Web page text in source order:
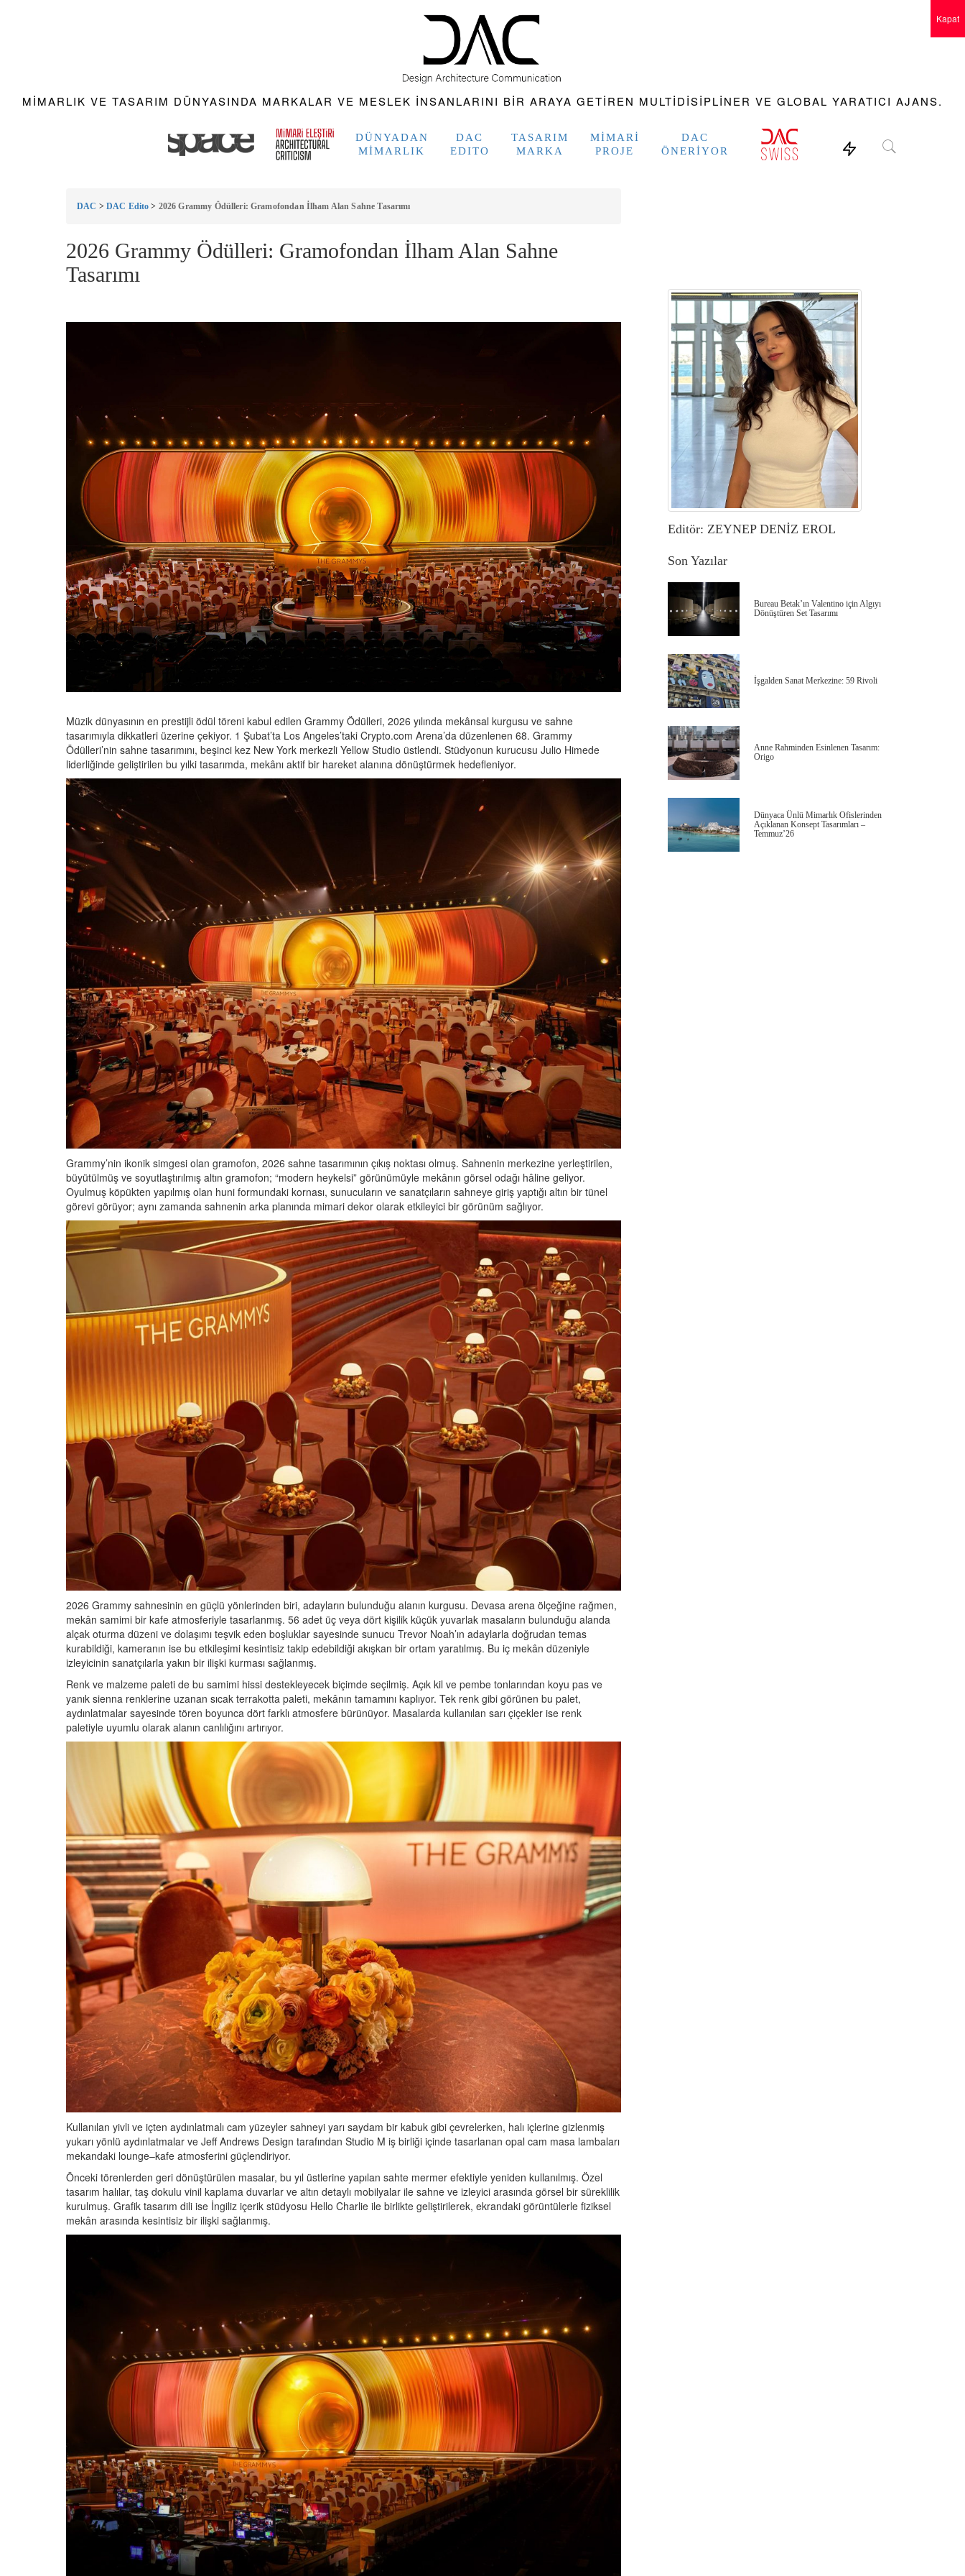
MIMARLIK VE TASARIM DÜNYASINDA MARKALAR VE MESLEK INSANLARINI BIR ARAYA GETIREN MULTIDISIPLINER VE GLOBAL YARATICI AJANS.
DÜNYADAN
MIMARLIK
DAC
EDITO
TASARIM
MARKA
MIMARI
PROJE
DAC
ÖNERIYOR
DAC > DAC Edito > 2026 Grammy Ödülleri: Gramofondan İlham Alan Sahne Tasarımı
2026 Grammy Ödülleri: Gramofondan İlham Alan Sahne
Tasarımı
Müzik dünyasının en prestijli ödül töreni kabul edilen Grammy Ödülleri, 2026 yılında mekânsal kurgusu ve sahne
tasarımıyla dikkatleri üzerine çekiyor. 1 Şubat’ta Los Angeles’taki Crypto.com Arena’da düzenlenen 68. Grammy
Ödülleri’nin sahne tasarımını, beşinci kez New York merkezli Yellow Studio üstlendi. Stüdyonun kurucusu Julio Himede
liderliğinde geliştirilen bu yılki tasarımda, mekânı aktif bir hareket alanına dönüştürmek hedefleniyor.
Grammy’nin ikonik simgesi olan gramofon, 2026 sahne tasarımının çıkış noktası olmuş. Sahnenin merkezine yerleştirilen,
büyütülmüş ve soyutlaştırılmış altın gramofon; “modern heykelsi” görünümüyle mekânın görsel odağı hâline geliyor.
Oyulmuş köpükten yapılmış olan huni formundaki kornası, sunucuların ve sanatçıların sahneye giriş yaptığı altın bir tünel
görevi görüyor; aynı zamanda sahnenin arka planında mimari dekor olarak etkileyici bir görünüm sağlıyor.
2026 Grammy sahnesinin en güçlü yönlerinden biri, adayların bulunduğu alanın kurgusu. Devasa arena ölçeğine rağmen,
mekân samimi bir kafe atmosferiyle tasarlanmış. 56 adet üç veya dört kişilik küçük yuvarlak masaların bulunduğu alanda
alçak oturma düzeni ve dolaşımı teşvik eden boşluklar sayesinde sunucu Trevor Noah’ın adaylarla doğrudan temas
kurabildiği, kameranın ise bu etkileşimi kesintisiz takip edebildiği akışkan bir ortam yaratılmış. Bu iç mekân düzeniyle
izleyicinin sanatçılarla yakın bir ilişki kurması sağlanmış.
Renk ve malzeme paleti de bu samimi hissi destekleyecek biçimde seçilmiş. Açık kil ve pembe tonlarından koyu pas ve
yanık sienna renklerine uzanan sıcak terrakotta paleti, mekânın tamamını kaplıyor. Tek renk gibi görünen bu palet,
aydınlatmalar sayesinde tören boyunca dört farklı atmosfere bürünüyor. Masalarda kullanılan sarı çiçekler ise renk
paletiyle uyumlu olarak alanın canlılığını artırıyor.
Kullanılan yivli ve içten aydınlatmalı cam yüzeyler sahneyi yarı saydam bir kabuk gibi çevrelerken, halı içlerine gizlenmiş
yukarı yönlü aydınlatmalar ve Jeff Andrews Design tarafından Studio M iş birliği içinde tasarlanan opal cam masa lambaları
mekandaki lounge–kafe atmosferini güçlendiriyor.
Önceki törenlerden geri dönüştürülen masalar, bu yıl üstlerine yapılan sahte mermer efektiyle yeniden kullanılmış. Özel
tasarım halılar, taş dokulu vinil kaplama duvarlar ve altın detaylı mobilyalar ile sahne ve izleyici arasında görsel bir süreklilik
kurulmuş. Grafik tasarım dili ise İngiliz içerik stüdyosu Hello Charlie ile birlikte geliştirilerek, ekrandaki görüntülerle fiziksel
mekân arasında kesintisiz bir ilişki sağlanmış.
Editör: ZEYNEP DENİZ EROL
Son Yazılar
Bureau Betak’ın Valentino için Algıyı
Dönüştüren Set Tasarımı
İşgalden Sanat Merkezine: 59 Rivoli
Anne Rahminden Esinlenen Tasarım:
Origo
Dünyaca Ünlü Mimarlık Ofislerinden
Açıklanan Konsept Tasarımları –
Temmuz’26
Kapat